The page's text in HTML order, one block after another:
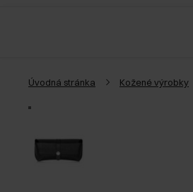
Úvodná stránka Kožené výrobky